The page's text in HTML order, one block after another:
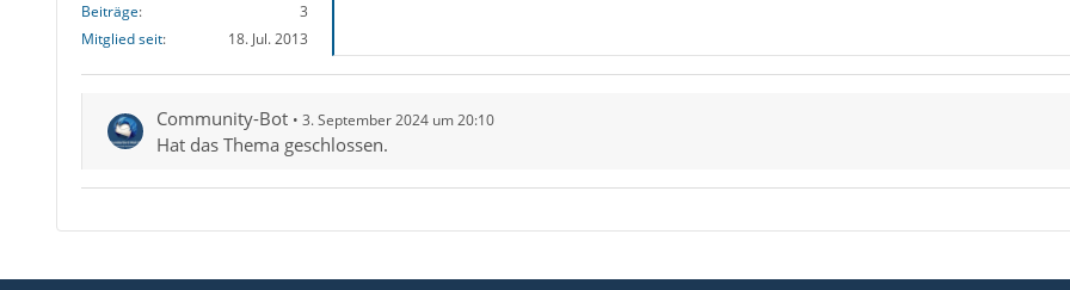
Beiträge
3
Mitglied seit
18. Jul. 2013
Community-Bot 3. September 2024 um 20:10
Hat das Thema geschlossen.